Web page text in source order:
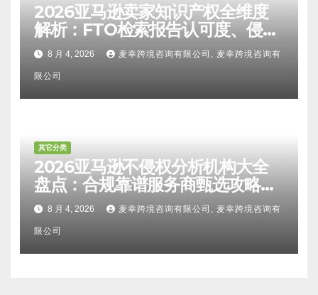
2026亚马逊卖家知识产权全维度
解析：FTO检索报告认可度、侵权
比对区别、TRO应诉方法及服务商
甄选避坑全攻略
8 月 4, 2026 麦幸跨境咨询有限公司, 麦幸跨境咨询有
限公司
其它分类
2026亚马逊不侵权分析机构大全
盘点：合规靠谱服务商甄选攻略、
避坑FAQ及标杆机构实力详解
8 月 4, 2026 麦幸跨境咨询有限公司, 麦幸跨境咨询有
限公司